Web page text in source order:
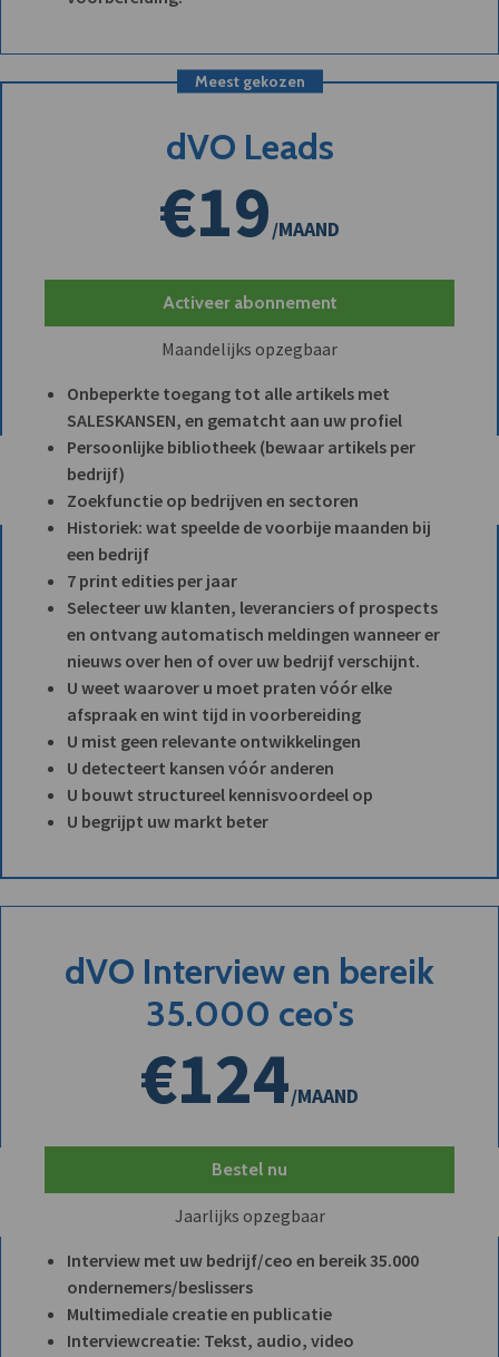
Meest gekozen
dVO Leads
€19/MAAND
Activeer abonnement
Maandelijks opzegbaar
Onbeperkte toegang tot alle artikels met
SALESKANSEN, en gematcht aan uw profiel
Persoonlijke bibliotheek (bewaar artikels per
bedrijf)
Zoekfunctie op bedrijven en sectoren
Historiek: wat speelde de voorbije maanden bij
een bedrijf
7 print edities per jaar
Selecteer uw klanten, leveranciers of prospects
en ontvang automatisch meldingen wanneer er
nieuws over hen of over uw bedrijf verschijnt.
U weet waarover u moet praten vóór elke
afspraak en wint tijd in voorbereiding
U mist geen relevante ontwikkelingen
U detecteert kansen vóór anderen
U bouwt structureel kennisvoordeel op
U begrijpt uw markt beter
dVO Interview en bereik
35.000 ceo's
€124/MAAND
Bestel nu
Jaarlijks opzegbaar
Interview met uw bedrijf/ceo en bereik 35.000
ondernemers/beslissers
Multimediale creatie en publicatie
Interviewcreatie: Tekst, audio, video